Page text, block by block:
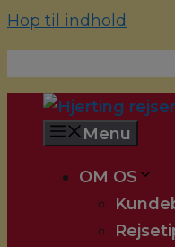
Hop til indhold
Menu
OM OS